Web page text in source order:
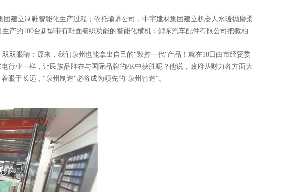
建立制鞋智能化生产过程；依托瑜鼎公司，中宇建材集团建立机器人水暖抛磨柔
产的100台新型带有鞋面编织功能的智能化横机；鲤东汽车配件有限公司把微柏
双眼睛：原来，我们泉州也能拿出自己的"数控一代"产品！就在18日由市经贸委
行业一样，让民族品牌在与国际品牌的PK中获胜呢？他说，政府从财力各方面大
眼于长远，"泉州制造"必将成为领先的"泉州智造"。